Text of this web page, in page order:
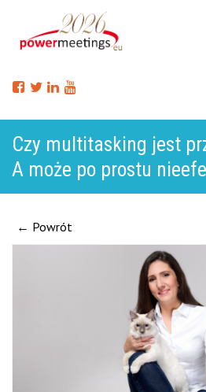
Czy multitasking jest
A może po prostu
← Powrót